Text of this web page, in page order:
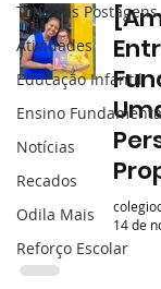
Todos as Postagens
Atividades
Educação Infantil
Ensino
Notícias
Recados
Odila Mais
Reforço Escolar
14 de